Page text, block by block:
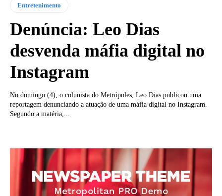
Entretenimento
Denúncia: Leo Dias
desvenda máfia digital no
Instagram
No domingo (4), o colunista do Metrópoles, Leo Dias publicou uma
reportagem denunciando a atuação de uma máfia digital no Instagram.
Segundo a matéria,...